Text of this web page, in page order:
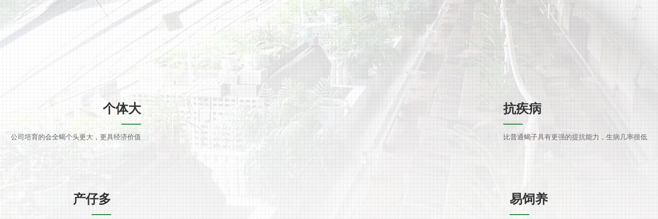
个体大
公司培育的会全蝎个头更大，更具经济价值
抗疾病
比普通蝎子具有更强的提抗能力，生病几率很低
产仔多 易饲养